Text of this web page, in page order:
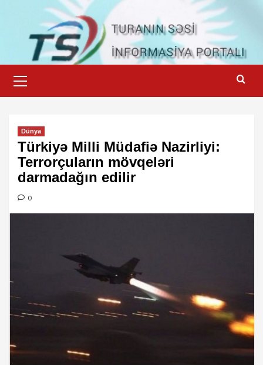
content
Menu
Dünya
Türkiyə Milli Müdafiə Nazirliyi:
Terrorçuların mövqeləri
darmadağın edilir
0